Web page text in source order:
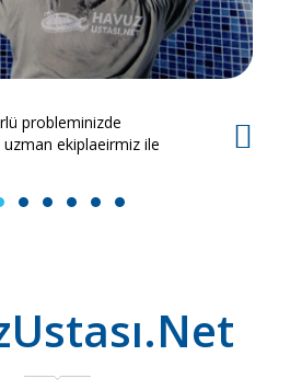
probleminizde
ekiplaeirmiz ile
2 3 4 5 6